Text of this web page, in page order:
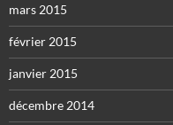
mars 2015
février 2015
janvier 2015
décembre 2014